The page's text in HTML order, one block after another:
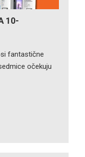
10-
fantastične
očekuju